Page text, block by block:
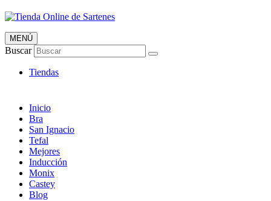
Tienda Online de Sartenes
Nuevos Modelos
MENÚ
Buscar
Tiendas
Inicio
Bra
San Ignacio
Tefal
Mejores
Inducción
Monix
Castey
Blog